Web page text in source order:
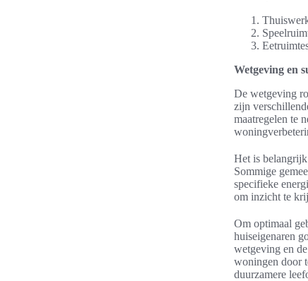
Wetgeving en
De wetgeving
zijn
maatregelen te
Het is
Sommige
specifieke
om inzicht te
Om optimaal
huiseigenaren
wetgeving en
woningen door
duurzamere